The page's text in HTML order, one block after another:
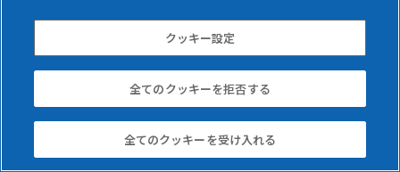
クッキー設定
全てのクッキーを拒否する
全てのクッキーを受け入れる